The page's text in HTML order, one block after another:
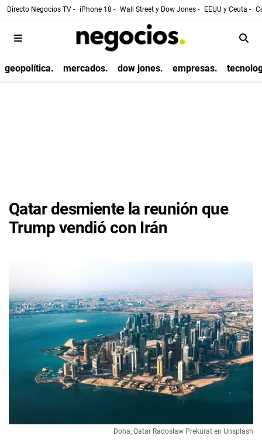
Directo Negocios TV - iPhone 18 - Wall Street y Dow Jones - EEUU y Ceuta -
geopolítica. mercados. dow jones. empresas.
Qatar desmiente la reunión que
Trump vendió con Irán
Doha, Qatar Radoslaw Prekurat en Unsplash